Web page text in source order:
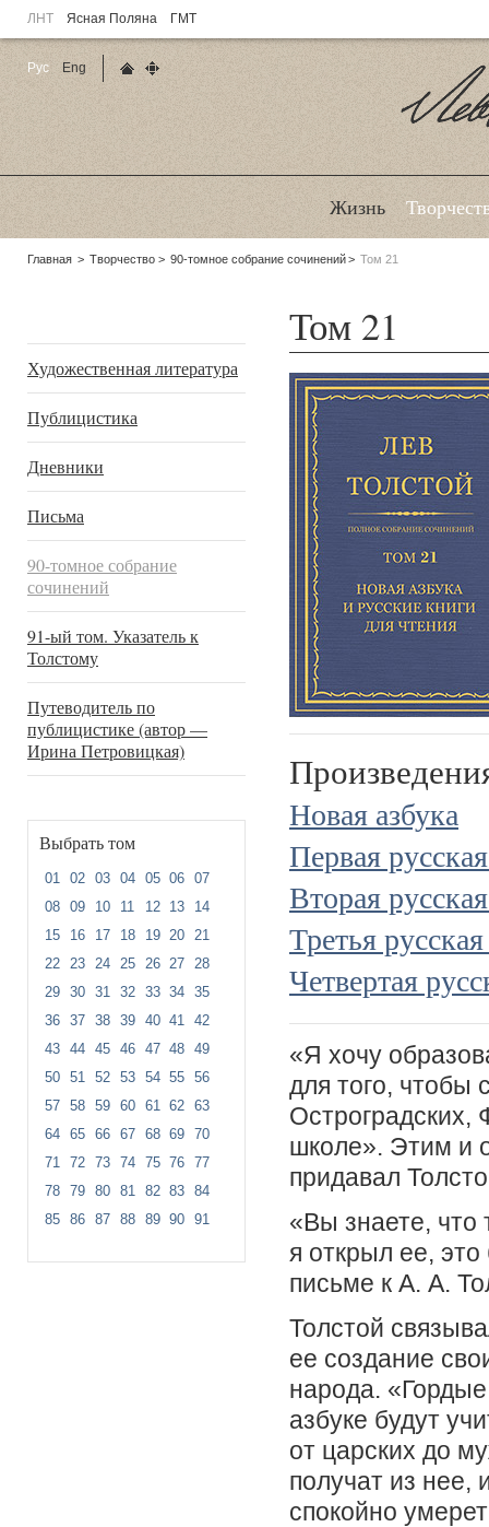
ЛНТ Ясная Поляна ГМТ
Жизнь
Родительские
Главная Творчество 90-томное собрание сочинений Том 21
Художественная литература
Публицистика
Дневники
Письма
90-томное собрание
сочинений
91-ый том. Указатель к
Толстому
Путеводитель по
публицистике (автор —
Ирина Петровицкая)
Выбрать том
01 02 03 04 05 06
07
08 09 10 11 12 13
14
15
16 17 18 19 20
21
22
23 24 25 26 27
28
29 30 31 32 33 34
35
36 37 38 39 40 41
42
43 44 45 46 47 48
49
50 51 52 53 54 55
56
57 58 59 60 61 62
63
64 65 66 67 68 69
70
71
72 73 74 75 76
77
78 79 80 81 82 83
84
85 86 87 88 89 90 91
Том 21
Новая азбука
Первая
Вторая
Третья
Четвертая
«Я хочу
для того, чтобы
школе». Этим и
придавал
«Вы знаете, что
я открыл ее,
письме к А. А.
Толстой
ее создание
народа.
азбуке будут
от царских до
получат из нее,
спокойно
Рус
Eng